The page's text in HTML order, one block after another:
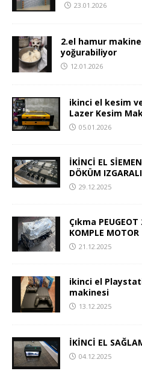
23.01.2026
2.el hamur
yoğurabiliyor
12.01.2026
ikinci el kesim
Lazer Kesim
05.01.2026
İKİNCİ EL
DÖKÜM IZGARALI
29.12.2025
Çıkma
KOMPLE MOTOR
21.12.2025
ikinci el
makinesi
13.12.2025
İKİNCİ EL
04.12.2025